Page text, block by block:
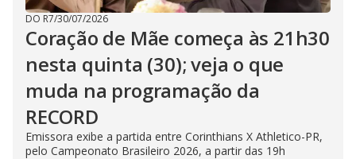
DO R7/30/07/2026
Coração de Mãe começa às 21h30
nesta quinta (30); veja o que
muda na programação da
RECORD
Emissora exibe a partida entre Corinthians X Athletico-PR,
pelo Campeonato Brasileiro 2026, a partir das 19h